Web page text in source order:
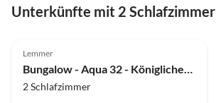
Unterkünfte mit 2 Schlafzimmer
Lemmer
Bungalow - Aqua 32 - Königlicher Urlaub am Wasser - Carpe Diem -
2 Schlafzimmer